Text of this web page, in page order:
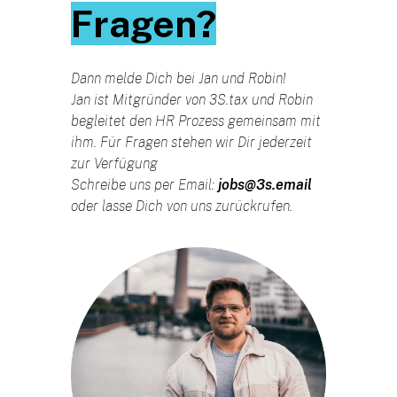
Fragen?
Dann melde Dich bei Jan und Robin!
Jan ist Mitgründer von 3S.tax und Robin
begleitet den HR Prozess gemeinsam mit
ihm. Für Fragen stehen wir Dir jederzeit
zur Verfügung
Schreibe uns per Email: jobs@3s.email
oder lasse Dich von uns zurückrufen.